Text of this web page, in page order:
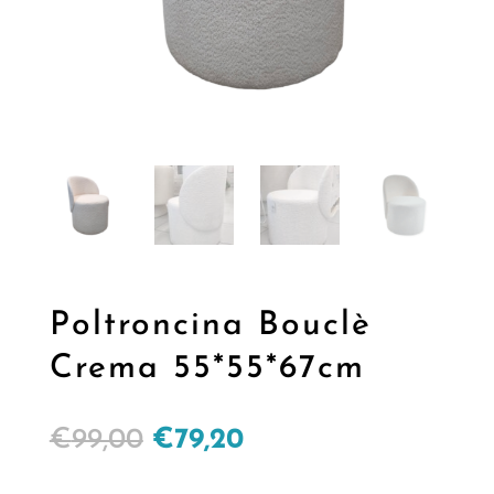
Poltroncina Bouclè
Crema 55*55*67cm
€99,00 Il
€79,20Il